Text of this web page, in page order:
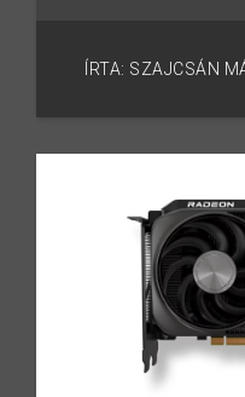
ÍRTA: SZAJCSÁN